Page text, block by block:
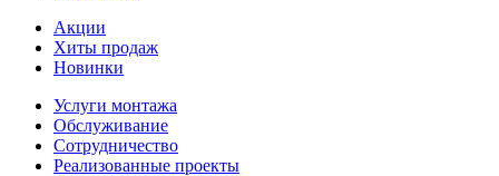
Акции
Хиты продаж
Новинки
Услуги монтажа
Обслуживание
Сотрудничество
Реализованные проекты